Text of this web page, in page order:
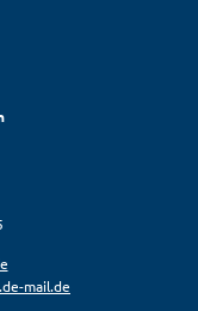
mail.de